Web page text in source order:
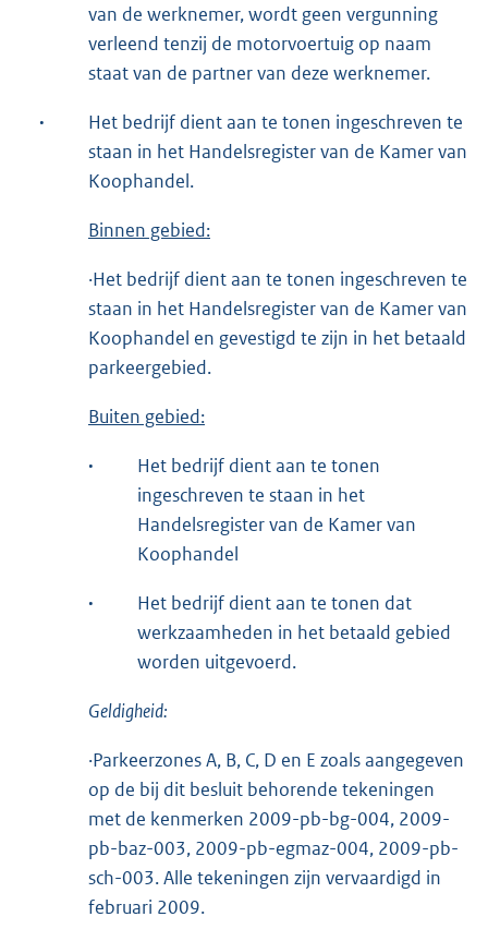
van de werknemer, wordt geen vergunning
verleend tenzij de motorvoertuig op naam
staat van de partner van deze werknemer.
·
Het bedrijf dient aan te tonen ingeschreven te
staan in het Handelsregister van de Kamer van
Koophandel.
Binnen gebied:
·Het bedrijf dient aan te tonen ingeschreven te
staan in het Handelsregister van de Kamer van
Koophandel en gevestigd te zijn in het betaald
parkeergebied.
Buiten gebied:
·
Het bedrijf dient aan te tonen
ingeschreven te staan in het
Handelsregister van de Kamer van
Koophandel
·
Het bedrijf dient aan te tonen dat
werkzaamheden in het betaald gebied
worden uitgevoerd.
Geldigheid:
·Parkeerzones A, B, C, D en E zoals aangegeven
op de bij dit besluit behorende tekeningen
met de kenmerken 2009-pb-bg-004, 2009-
pb-baz-003, 2009-pb-egmaz-004, 2009-pb-
sch-003. Alle tekeningen zijn vervaardigd in
februari 2009.